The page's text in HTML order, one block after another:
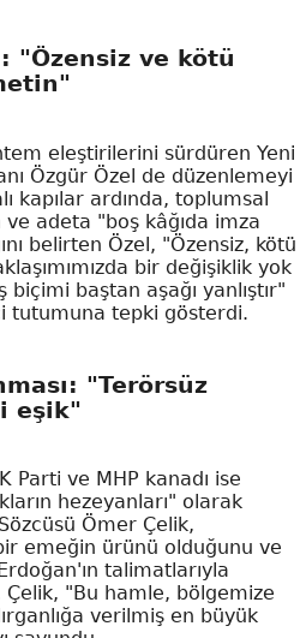
"Özensiz ve kötü
eleştirilerini sürdüren Yeni
Özgür Özel de düzenlemeyi
kapılar ardında, toplumsal
adeta "boş kâğıda imza
belirten Özel, "Özensiz, kötü
bir değişiklik yok
baştan aşağı yanlıştır"
tutumuna tepki gösterdi.
"Terörsüz
eşik"
Parti ve MHP kanadı ise
hezeyanları" olarak
Ömer Çelik,
emeğin ürünü olduğunu ve
talimatlarıyla
Çelik, "Bu hamle, bölgemize
verilmiş en büyük